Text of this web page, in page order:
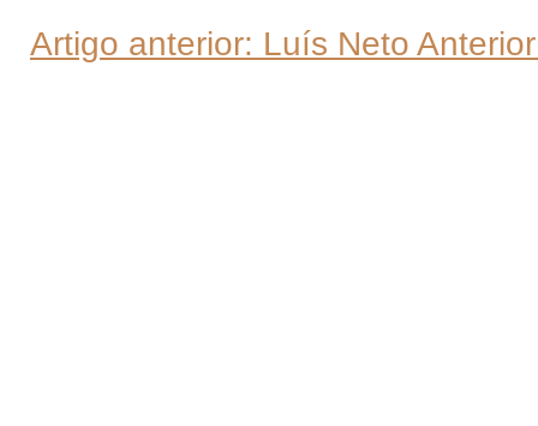
Artigo anterior: Luís Neto Anterior